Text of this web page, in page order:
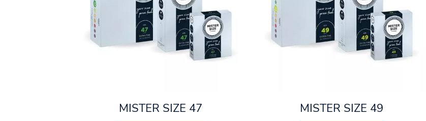
MISTER SIZE 47 MISTER SIZE 49